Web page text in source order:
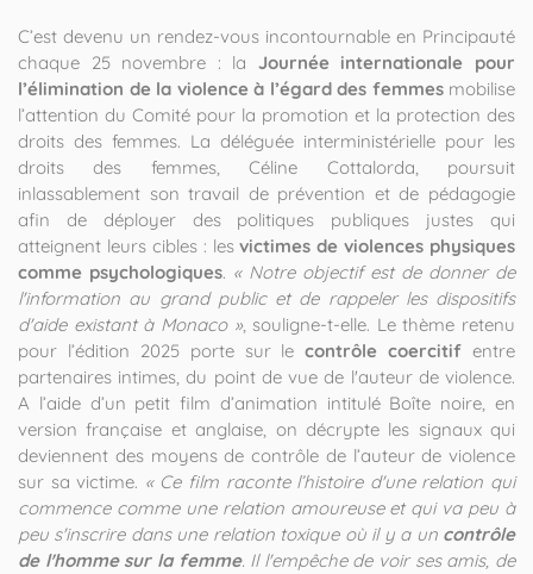
C’est devenu un rendez-vous incontournable en Principauté
chaque 25 novembre : la Journée internationale pour
l’élimination de la violence à l’égard des femmesmobilise
l’attention du Comité pour la promotion et la protection des
droits des femmes. La déléguée interministérielle pour les
droits des femmes, Céline Cottalorda, poursuit
inlassablement son travail de prévention et de pédagogie
afin de déployer des politiques publiques justes qui
atteignent leurs cibles : lesvictimes de violences physiques
comme psychologiques. « Notre objectif est de donner de
l'information au grand public et de rappeler les dispositifs
d'aide existant à Monaco », souligne-t-elle. Le thème retenu
pour l’édition 2025 porte sur lecontrôle coercitif entre
partenaires intimes, du point de vue de l'auteur de violence.
A l’aide d’un petit film d’animation intitulé Boîte noire, en
version française et anglaise, on décrypte les signaux qui
deviennent des moyens de contrôle de l’auteur de violence
sur sa victime. « Ce film raconte l’histoire d'une relation qui
commence comme une relation amoureuse et qui va peu à
peu s'inscrire dans une relation toxique où il y a un contrôle
de l'homme sur la femme. Il l'empêche de voir ses amis, de